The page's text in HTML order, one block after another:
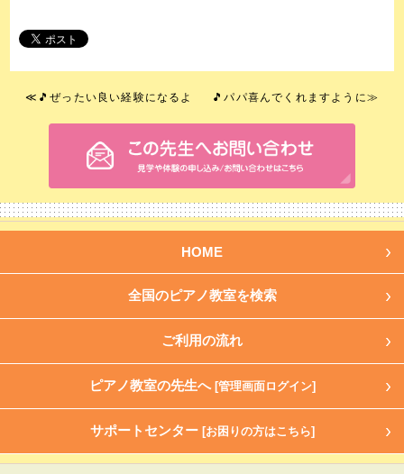
≪ 🎵ぜったい良い経験になるよ 🎵パパ喜んでくれますように≫
HOME
全国のピアノ教室を検索
ご利用の流れ
ピアノ教室の先生へ [管理画面ログイン]
サポートセンター [お困りの方はこちら]